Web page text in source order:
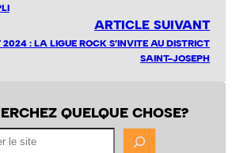
ARTICLE SUIVANT
2024 : LA LIGUE ROCK S’INVITE AU DISTRICT
SAINT-JOSEPH
QUELQUE CHOSE?